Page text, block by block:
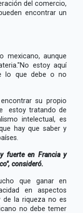
del comercio,
encontrar un
mexicano, aunque
estoy aquí
lo que debe o no
su propio
estoy tratando de
intelectual, es
hay que saber y
fuerte en Francia y
consideró.
que ganar en
en aspectos
de la riqueza no es
no debe temer